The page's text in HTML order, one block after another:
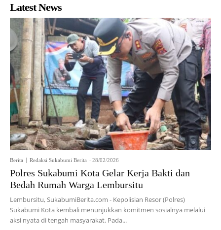
Latest News
Berita Redaksi Sukabumi Berita - 28/02/2026
Polres Sukabumi Kota Gelar Kerja Bakti dan
Bedah Rumah Warga Lembursitu
Lembursitu, SukabumiBerita.com - Kepolisian Resor (Polres)
Sukabumi Kota kembali menunjukkan komitmen sosialnya melalui
aksi nyata di tengah masyarakat. Pada...